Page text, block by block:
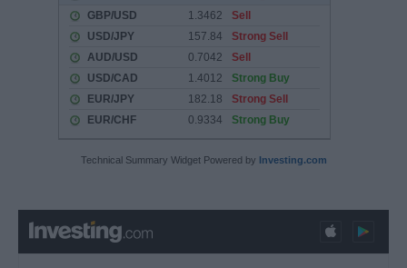
Technical Summary Widget Powered by Investing.com